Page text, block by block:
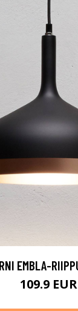
EMBLA-
109.9 EUR